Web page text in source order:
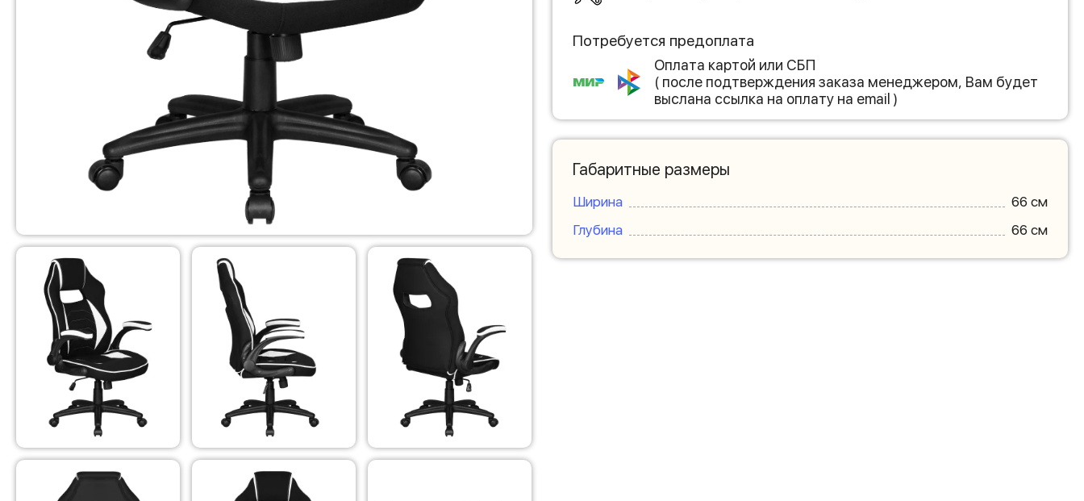
Потребуется предоплата
Оплата картой или СБП
( после подтверждения заказа менеджером, Вам будет
выслана ссылка на оплату на email )
Габаритные размеры
Ширина
66 см
Глубина
66 см